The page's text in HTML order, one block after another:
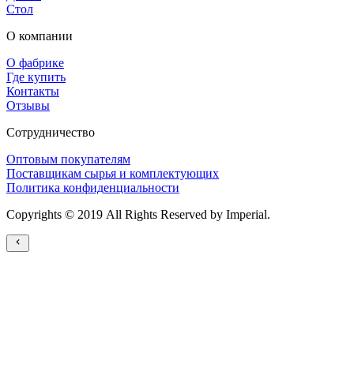
Стол
О компании
О фабрике
Где купить
Контакты
Отзывы
Сотрудничество
Оптовым покупателям
Поставщикам сырья и комплектующих
Политика конфиденциальности
Copyrights © 2019 All Rights Reserved by Imperial.